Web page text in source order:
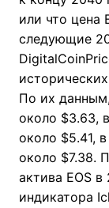
или что цена
следующие
По их
около $3.63,
около $5.41,
около $7.38.
актива EOS
индикатора